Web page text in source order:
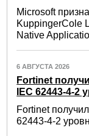
Microsoft
KuppingerCole
Native
6 АВГУСТА 2026
Fortinet
IEC 62443-4-2
Fortinet
62443-4-2